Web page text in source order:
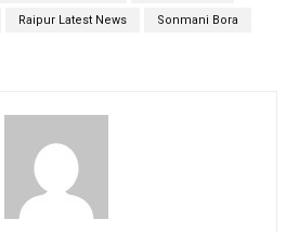
Raipur Latest News Sonmani Bora